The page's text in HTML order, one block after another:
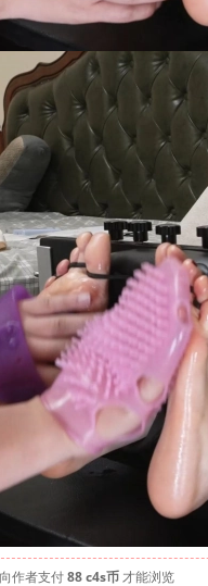
作者支付88 c4s币才能浏览